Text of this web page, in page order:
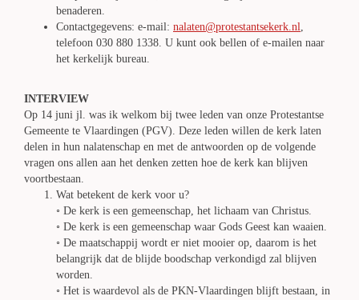
benaderen.
Contactgegevens: e-mail: nalaten@protestantsekerk.nl,
telefoon 030 880 1338. U kunt ook bellen of e-mailen naar
het kerkelijk bureau.
INTERVIEW
Op 14 juni jl. was ik welkom bij twee leden van onze Protestantse
Gemeente te Vlaardingen (PGV). Deze leden willen de kerk laten
delen in hun nalatenschap en met de antwoorden op de volgende
vragen ons allen aan het denken zetten hoe de kerk kan blijven
voortbestaan.
Wat betekent de kerk voor u?
◦ De kerk is een gemeenschap, het lichaam van Christus.
◦ De kerk is een gemeenschap waar Gods Geest kan waaien.
◦ De maatschappij wordt er niet mooier op, daarom is het
belangrijk dat de blijde boodschap verkondigd zal blijven
worden.
◦ Het is waardevol als de PKN-Vlaardingen blijft bestaan, in